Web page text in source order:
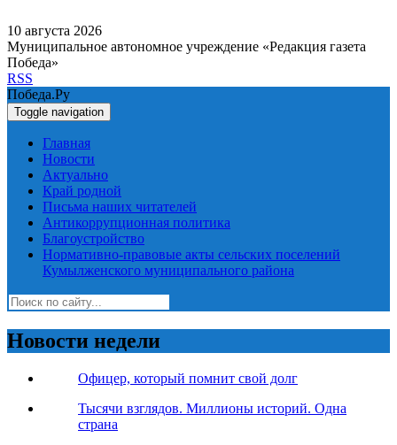
10 августа 2026
Муниципальное автономное учреждение «Редакция газета
Победа»
RSS
Победа.Ру
Toggle navigation
Главная
Новости
Актуально
Край родной
Письма наших читателей
Антикоррупционная политика
Благоустройство
Нормативно-правовые акты сельских поселений
Кумылженского муниципального района
Новости недели
Офицер, который помнит свой долг
Тысячи взглядов. Миллионы историй. Одна
страна